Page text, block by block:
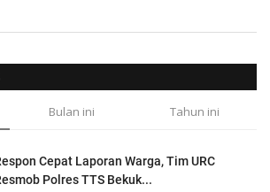
Bulan ini Tahun ini
Cepat Laporan Warga, Tim URC
Polres TTS Bekuk...